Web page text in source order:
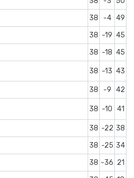
38 -4
49
38 -19 45
38 -18 45
38 -13 43
38 -9 42
38 -10 41
38 -22 38
38 -25 34
38 -36 21